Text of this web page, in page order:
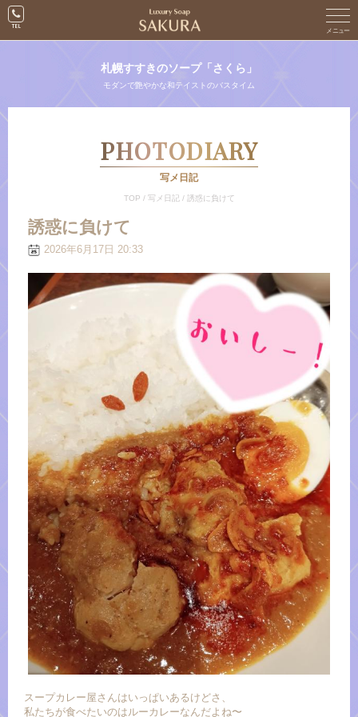
札幌すすきのソープ「さくら」
モダンで艶やかな和テイストのバスタイム
PHOTODIARY
写メ日記
TOP / 写メ日記 / 誘惑に負けて
誘惑に負けて
2026年6月17日 20:33
スープカレー屋さんはいっぱいあるけどさ、
私たちが食べたいのはルーカレーなんだよね〜